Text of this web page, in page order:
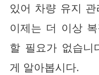
있어 차량 유지
이제는 더 이상
할 필요가 없습니
게 알아봅시다.